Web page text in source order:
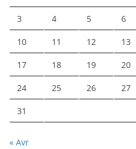
3 4 5 6
10 11 12 13
17 18 19 20
24 25 26 27
31
« Avr